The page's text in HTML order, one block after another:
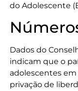
do Adolescente
Dados do
indicam que o
adolescentes
privação de